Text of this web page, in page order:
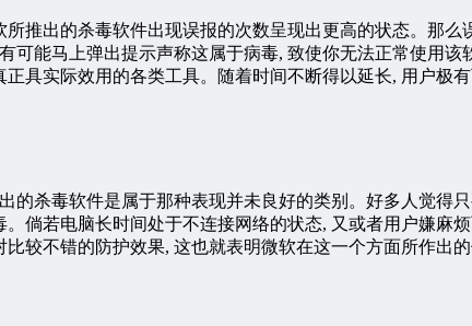
推出的杀毒软件出现误报的次数呈现出更高的状态。那
可能马上弹出提示声称这属于病毒, 致使你无法正常使用
具实际效用的各类工具。随着时间不断得以延长, 用户极
杀毒软件是属于那种表现并未良好的类别。好多人觉得
倘若电脑长时间处于不连接网络的状态, 又或者用户嫌麻
较不错的防护效果, 这也就表明微软在这一个方面所作出的